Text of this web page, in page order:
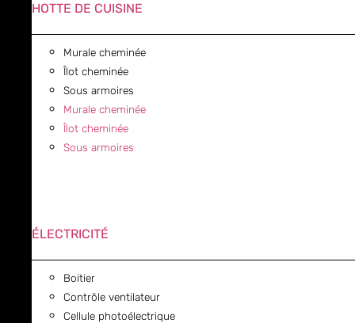
HOTTE DE CUISINE
Murale cheminée
Îlot cheminée
Sous armoires
Murale cheminée
Îlot cheminée
Sous armoires
ÉLECTRICITÉ
Boitier
Contrôle ventilateur
Cellule photoélectrique